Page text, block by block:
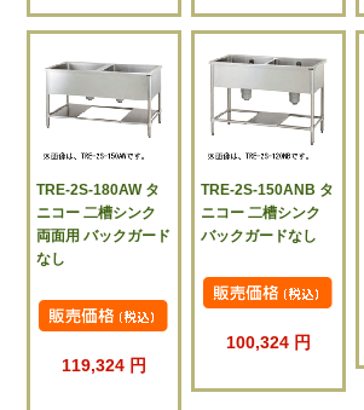
TRE-2S-180AW タ
ニコー 二槽シンク
両面用 バックガード
なし
119,324 円
TRE-2S-150ANB タ
ニコー 二槽シンク
バックガードなし
100,324 円